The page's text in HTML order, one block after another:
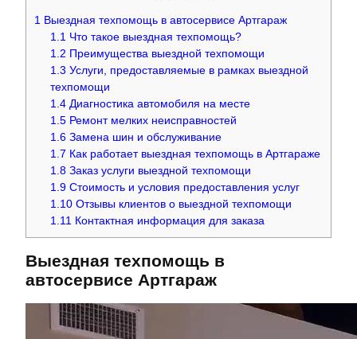
1
Выездная техпомощь в автосервисе Артгараж
1.1 Что такое выездная техпомощь?
1.2 Преимущества выездной техпомощи
1.3 Услуги, предоставляемые в рамках выездной
техпомощи
1.4 Диагностика автомобиля на месте
1.5 Ремонт мелких неисправностей
1.6 Замена шин и обслуживание
1.7 Как работает выездная техпомощь в Артгараже
1.8 Заказ услуги выездной техпомощи
1.9 Стоимость и условия предоставления услуг
1.10 Отзывы клиентов о выездной техпомощи
1.11
Контактная информация для заказа
Выездная техпомощь в
автосервисе Артгараж